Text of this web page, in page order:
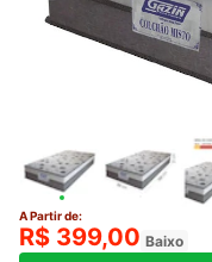
A Partir de:
R$ 399,00 Baixo